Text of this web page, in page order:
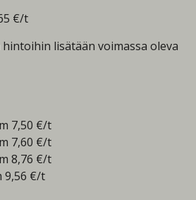
€/t
lisätään voimassa oleva
7,50 €/t
7,60 €/t
8,76 €/t
9,56 €/t